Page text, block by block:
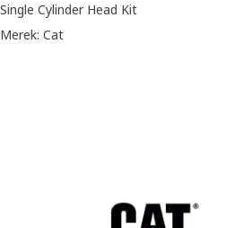
Single Cylinder Head Kit
Merek: Cat